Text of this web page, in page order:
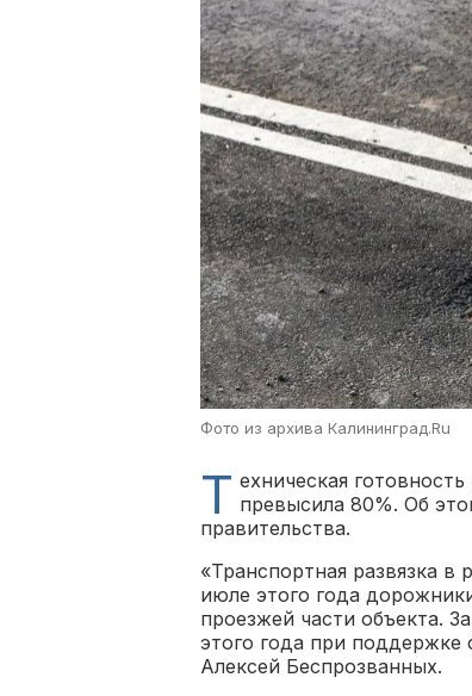
Фото из архива Калининград.Ru
Т ехническая
превысила 80%. Об
правительства.
«Транспортная развязка
июле этого года
проезжей части объекта.
этого года при поддержке
Алексей Беспрозванных.